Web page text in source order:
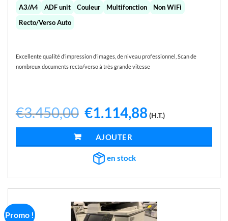
A3/A4 ADF unit Couleur Multifonction
Non WiFi
Recto/Verso Auto
Excellente qualité d’impression d’images, de niveau professionnel, Scan de
nombreux documents recto/verso à très grande vitesse
€3.450,00 Le
prix
initial
était :
€3.450,00.
€1.114,88prix
actuel
€1.114,88.
(H.T.)
AJOUTER AU PANIER
en stock
Promo !